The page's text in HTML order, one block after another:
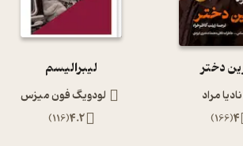
دختر
نادیا مراد
4
(
166
)
لیبرالیسم
لودویگ فون میزس
4.2
(
116
)